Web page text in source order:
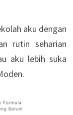
aku dengan
rutin seharian
aku lebih suka